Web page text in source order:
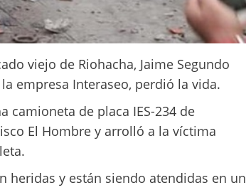
viejo de Riohacha, Jaime Segundo
empresa Interaseo, perdió la vida.
camioneta de placa IES-234 de
El Hombre y arrolló a la víctima
heridas y están siendo atendidas en un